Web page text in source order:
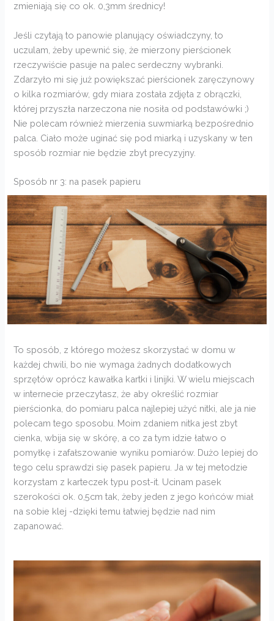
zmieniają się co ok. 0,3mm średnicy!
Jeśli czytają to panowie planujący oświadczyny, to
uczulam, żeby upewnić się, że mierzony pierścionek
rzeczywiście pasuje na palec serdeczny wybranki.
Zdarzyło mi się już powiększać pierścionek zaręczynowy
o kilka rozmiarów, gdy miara została zdjęta z obrączki,
której przyszła narzeczona nie nosiła od podstawówki ;)
Nie polecam również mierzenia suwmiarką bezpośrednio
palca. Ciało może uginać się pod miarką i uzyskany w ten
sposób rozmiar nie będzie zbyt precyzyjny.
Sposób nr 3: na pasek papieru
To sposób, z którego możesz skorzystać w domu w
każdej chwili, bo nie wymaga żadnych dodatkowych
sprzętów oprócz kawałka kartki i linijki. W wielu miejscach
w internecie przeczytasz, że aby określić rozmiar
pierścionka, do pomiaru palca najlepiej użyć nitki, ale ja nie
polecam tego sposobu. Moim zdaniem nitka jest zbyt
cienka, wbija się w skórę, a co za tym idzie łatwo o
pomyłkę i zafałszowanie wyniku pomiarów. Dużo lepiej do
tego celu sprawdzi się pasek papieru. Ja w tej metodzie
korzystam z karteczek typu post-it. Ucinam pasek
szerokości ok. 0,5cm tak, żeby jeden z jego końców miał
na sobie klej -dzięki temu łatwiej będzie nad nim
zapanować.